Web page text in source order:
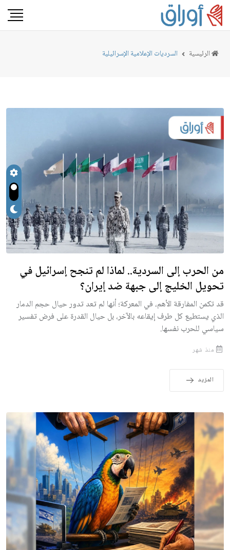
الرئيسية السرديات الإعلامية الإسرائيلية
من الحرب إلى السردية.. لماذا لم تنجح إسرائيل في
تحويل الخليج إلى جبهة ضد إيران؟
قد تكمن المفارقة الأهم، في المعركة؛ أنها لم تعد تدور حيال حجم الدمار
الذي يستطيع كل طرف إيقاعه بالآخر، بل حيال القدرة على فرض تفسير
سياسي للحرب نفسها.
منذ شهر
المزيد